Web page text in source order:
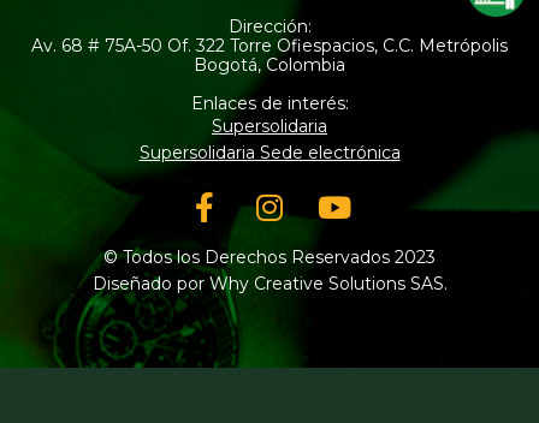
Dirección:
Av. 68 # 75A-50 Of. 322 Torre Ofiespacios, C.C. Metrópolis
Bogotá, Colombia
Enlaces de interés:
Supersolidaria
Supersolidaria Sede electrónica
Facebook-
f
Instagram
Youtube
© Todos los Derechos Reservados 2023
Diseñado por Why Creative Solutions SAS.